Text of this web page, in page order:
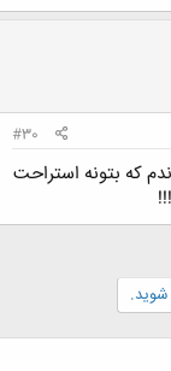
#30
که بتونه استراحت
شوید.